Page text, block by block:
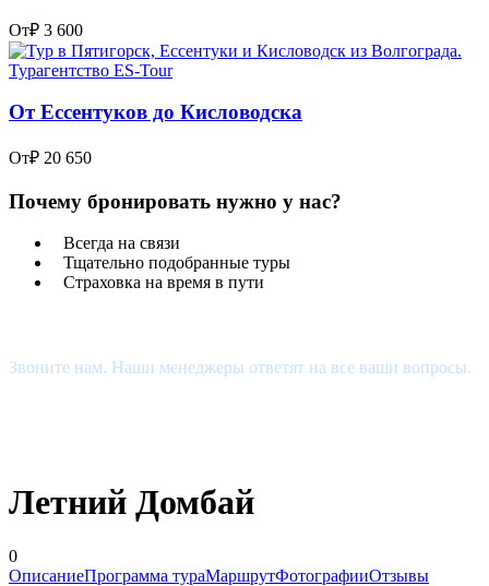
От₽ 3 600
От Ессентуков до Кисловодска
От₽ 20 650
Почему бронировать нужно у нас?
Всегда на связи
Тщательно подобранные туры
Страховка на время в пути
Звоните нам. Наши менеджеры ответят на все ваши вопросы.
Летний Домбай
0
ОписаниеПрограмма тураМаршрутФотографииОтзывы